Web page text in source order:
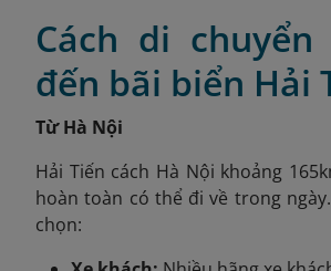
Cách di
đến bãi biển Hải
Từ Hà Nội
Hải Tiến cách Hà Nội khoảng
hoàn toàn có thể đi về trong
chọn: